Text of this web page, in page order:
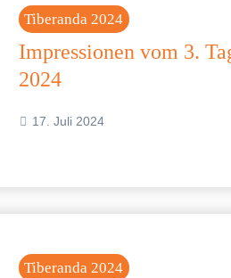
Tiberanda 2024
Impressionen vom 3.
2024
17. Juli 2024
Tiberanda 2024